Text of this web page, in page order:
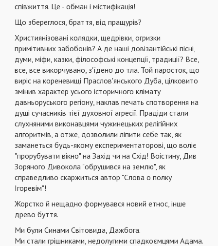
співжиття. Це - обман і містифікація!
Що збереглося, браття, від пращурів?
Християнізовані колядки, щедрівки, огризки
примітивних забобонів? А де наші довізантійські пісні,
думи, міфи, казки, філософські концепції, традиції? Все,
все, все викорчувано, з'їдено до тла. Той паросток, що
виріс на кореневищі Праслов'янського Дуба, цілковито
змінив характер усього історичного клімату
давньоруського регіону, наклав печать спотворення на
душі сучасників тієї духовної агресії. Прадіди стали
слухняними виконавцями чужинецьких релігійних
алгоритмів, а отже, дозволили ліпити себе так, як
заманеться будь-якому експериментаторові, що воліє
"прорубувати вікно" на Захід чи на Схід! Воістину, Див
Зоряного Дивокола "обрушився на землю", як
справедливо скаржиться автор "Слова о полку
Ігоревім"!
Жорстко й нещадно формувався новий етнос, інше
древо буття.
Ми були Синами Світовида, Дажбога.
Ми стали грішниками, недолугими спадкоємцями Адама.